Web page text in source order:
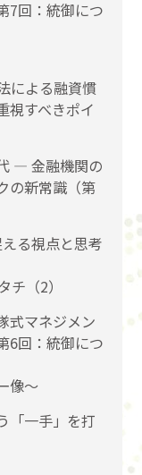
7回：統御につ
による融資慣
視すべきポイ
― 金融機関の
の新常識（第
える視点と思考
（2）
式マネジメン
6回：統御につ
像〜
「一手」を打